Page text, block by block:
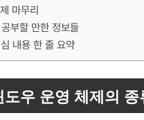
마무리
부할 만한 정보들
내용 한 줄 요약
도우 운영 체제의 종